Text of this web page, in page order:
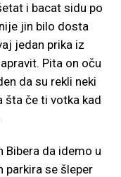
i bacat sidu po
jin bilo dosta
jedan prika iz
Pita on oču
da su rekli neki
šta če ti votka kad
Bibera da idemo u
parkira se šleper